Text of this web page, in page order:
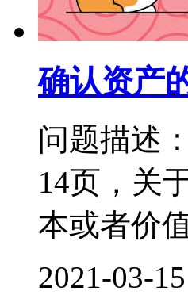
确认资产
问题描述
14页，关
本或者价
2021-03-15